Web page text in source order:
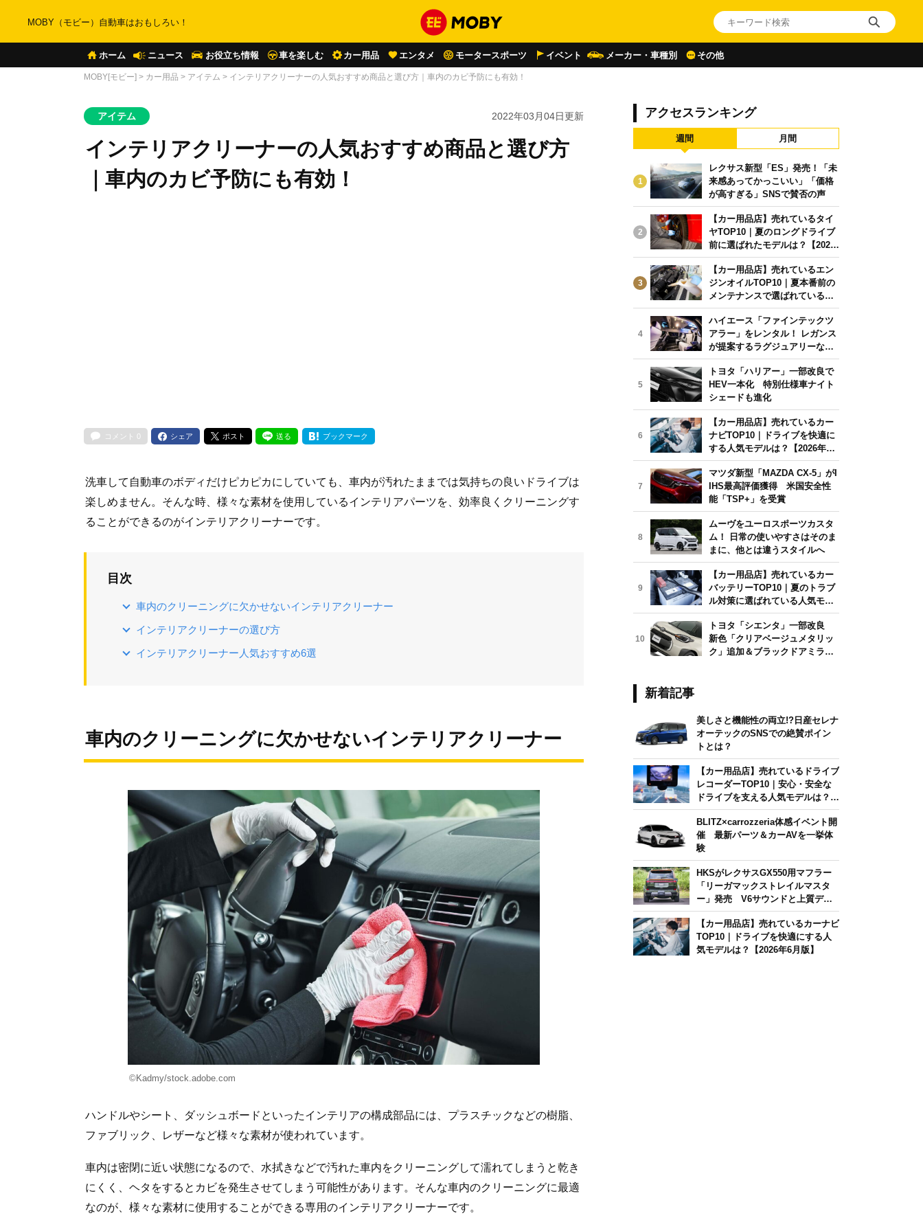
MOBY（モビー）自動車はおもしろい！
ホーム ニュース お役立ち情報 車を楽しむ カー用品 エンタメ モータースポーツ イベント メーカー・車種別 その他
MOBY[モビー] > カー用品 > アイテム > インテリアクリーナーの人気おすすめ商品と選び方｜車内のカビ予防にも有効！
アイテム 2022年03月04日更新
インテリアクリーナーの人気おすすめ商品と選び方
｜車内のカビ予防にも有効！
コメント 0 シェア ポスト 送る ブックマーク
洗車して自動車のボディだけピカピカにしていても、車内が汚れたままでは気持ちの良いドライブは
楽しめません。そんな時、様々な素材を使用しているインテリアパーツを、効率良くクリーニングす
ることができるのがインテリアクリーナーです。
目次
車内のクリーニングに欠かせないインテリアクリーナー
インテリアクリーナーの選び方
インテリアクリーナー人気おすすめ6選
車内のクリーニングに欠かせないインテリアクリーナー
©Kadmy/stock.adobe.com
ハンドルやシート、ダッシュボードといったインテリアの構成部品には、プラスチックなどの樹脂、
ファブリック、レザーなど様々な素材が使われています。
車内は密閉に近い状態になるので、水拭きなどで汚れた車内をクリーニングして濡れてしまうと乾き
にくく、ヘタをするとカビを発生させてしまう可能性があります。そんな車内のクリーニングに最適
なのが、様々な素材に使用することができる専用のインテリアクリーナーです。
アクセスランキング
週間 月間
1
レクサス新型「ES」発売！「未
来感あってかっこいい」「価格
が高すぎる」SNSで賛否の声
2
【カー用品店】売れているタイ
ヤTOP10｜夏のロングドライブ
前に選ばれたモデルは？【2026
年6月版】
3
【カー用品店】売れているエン
ジンオイルTOP10｜夏本番前の
メンテナンスで選ばれている人
気モデルは？【2026年6月版】
4
ハイエース「ファインテックツ
アラー」をレンタル！ レガンス
が提案するラグジュアリーな移
動体験
5
トヨタ「ハリアー」一部改良で
HEV一本化 特別仕様車ナイト
シェードも進化
6
【カー用品店】売れているカー
ナビTOP10｜ドライブを快適に
する人気モデルは？【2026年6
月版】
7
マツダ新型「MAZDA CX-5」がI
IHS最高評価獲得 米国安全性
能「TSP+」を受賞
8
ムーヴをユーロスポーツカスタ
ム！ 日常の使いやすさはそのま
まに、他とは違うスタイルへ
9
【カー用品店】売れているカー
バッテリーTOP10｜夏のトラブ
ル対策に選ばれている人気モデ
ルは？【2026年6月版】
10
トヨタ「シエンタ」一部改良
新色「クリアベージュメタリッ
ク」追加＆ブラックドアミラー
新着記事
美しさと機能性の両立!?日産セレナ
オーテックのSNSでの絶賛ポイン
トとは？
【カー用品店】売れているドライブ
レコーダーTOP10｜安心・安全な
ドライブを支える人気モデルは？
【2026年6月版】
BLITZ×carrozzeria体感イベント開
催 最新パーツ＆カーAVを一挙体
験
HKSがレクサスGX550用マフラー
「リーガマックストレイルマスタ
ー」発売 V6サウンドと上質デザ
インを両立
【カー用品店】売れているカーナビ
TOP10｜ドライブを快適にする人
気モデルは？【2026年6月版】